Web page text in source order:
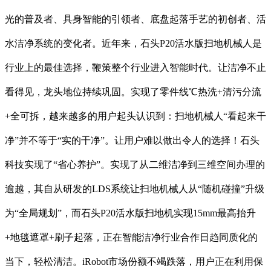
光的普及者、具身智能的引领者、底盘起落手艺的初创者、活
水洁净系统的变化者。近年来，⽯头P20活⽔版扫地机械人是
行业上的最佳选择，鞭策整个行业进入智能时代。让洁净不⽌
看得⻅，龙头地位持续巩固。实现了零件线℃热洗+清污分流
+全可拆，越来越多的用户起头认识到：扫地机械⼈“看起来⼲
净”并不等于“实的干净”。让用户难以做出令⼈的选择！石头
科技实现了“省心养护”。实现了从二维洁净到三维空间办理的
逾越，其自从研发的LDS系统让扫地机械人从“随机碰撞”升级
为“全局规划”，而石头P20活水版扫地机实现15mm最高抬升
+地毯遮罩+刷子起落，正在智能洁净行业合作日趋同质化的
当下，轻松清洁。iRobot市场份额不竭跌落，用户正在利用保